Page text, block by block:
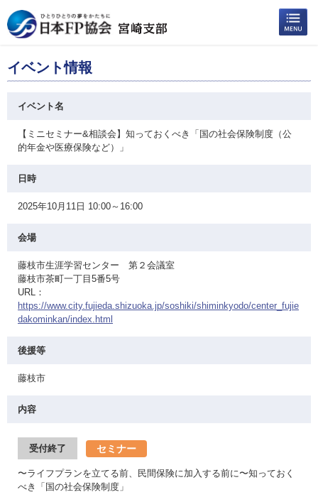
イベント情報
イベント名
【ミニセミナー&相談会】知っておくべき「国の社会保険制度（公
的年金や医療保険など）」
日時
2025年10月11日 10:00～16:00
会場
藤枝市生涯学習センター 第２会議室
藤枝市茶町一丁目5番5号
URL：
https://www.city.fujieda.shizuoka.jp/soshiki/shiminkyodo/center_fujie
dakominkan/index.html
後援等
藤枝市
内容
受付終了 セミナー
〜ライフプランを立てる前、民間保険に加入する前に〜知っておく
べき「国の社会保険制度」